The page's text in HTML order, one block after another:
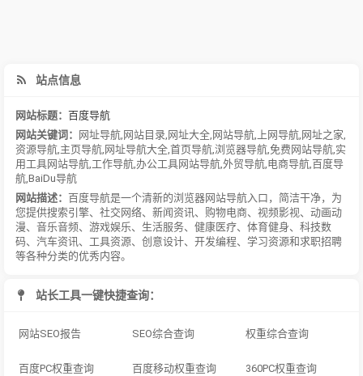
站点信息
网站标题： 百度导航
网站关键词：
网址导航 网站目录 网址大全 网站导航 上网导航 网址之家
资源导航 主页导航 网址导航大全 首页导航 浏览器导航 免费网站导航 实
用工具网站导航 工作导航 办公工具网站导航 外贸导航 电商导航 百度导
航 BaiDu导航
网站描述： 百度导航是一个清新的浏览器网站导航入口，简洁干净，为
您提供搜索引擎、社交网络、新闻资讯、购物电商、视频影视、动画动
漫、音乐音频、游戏娱乐、生活服务、健康医疗、体育健身、科技数
码、汽车资讯、工具资源、创意设计、开发编程、学习资源和求职招聘
等各种分类的优秀内容。
站长工具一键快捷查询：
网站SEO报告 SEO综合查询 权重综合查询
百度PC权重查询 百度移动权重查询 360PC权重查询